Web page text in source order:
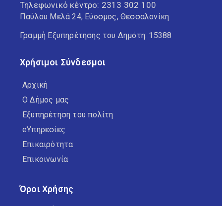
Τηλεφωνικό κέντρο: 2313 302 100
Παύλου Μελά 24, Εύοσμος, Θεσσαλονίκη
Γραμμή Εξυπηρέτησης του Δημότη: 15388
Χρήσιμοι Σύνδεσμοι
Αρχική
Ο Δήμος μας
Εξυπηρέτηση του πολίτη
eΥπηρεσίες
Επικαιρότητα
Επικοινωνία
Όροι Χρήσης